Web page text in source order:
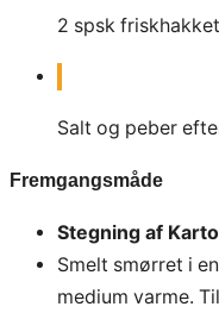
2 spsk
Salt og peber
Fremgangsmåde
Stegning af
Smelt smørret i
medium varme.